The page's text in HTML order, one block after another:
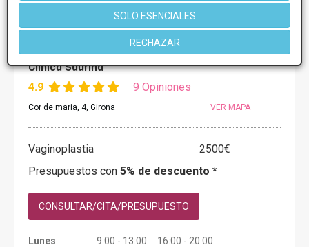
SOLO ESENCIALES
RECHAZAR
Clinica Saurina
4.9 9 Opiniones
Cor de maria, 4, Girona VER MAPA
Vaginoplastia
2500€
Presupuestos con 5% de descuento *
CONSULTAR/CITA/PRESUPUESTO
Lunes
9:00 - 13:00 16:00 - 20:00